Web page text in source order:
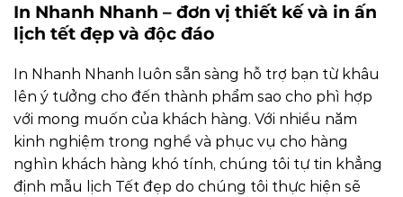
In Nhanh Nhanh – đơn vị thiết kế và in ấn
lịch tết đẹp và độc đáo
In Nhanh Nhanh luôn sẵn sàng hỗ trợ bạn từ khâu
lên ý tưởng cho đến thành phẩm sao cho phì hợp
với mong muốn của khách hàng. Với nhiều năm
kinh nghiệm trong nghề và phục vụ cho hàng
nghìn khách hàng khó tính, chúng tôi tự tin khẳng
định mẫu lịch Tết đẹp do chúng tôi thực hiện sẽ